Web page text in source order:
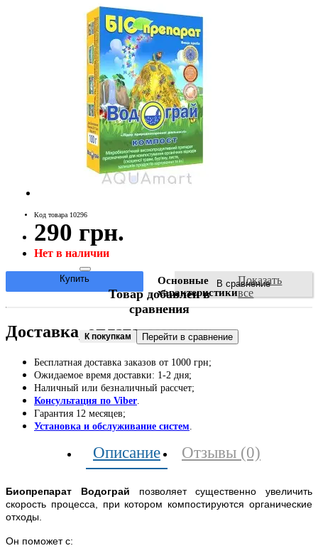
Код товара 10296
290 грн.
Нет в наличии
В сравнение
Купить
Основные
характеристики
Показать
все
Доставка, оплата, монтаж:
Бесплатная доставка заказов от 1000 грн;
Ожидаемое время доставки: 1-2 дня;
Наличный или безналичный рассчет;
Консультация по Viber
Гарантия 12 месяцев;
Установка и обслуживание систем
Описание Отзывы (0)
Биопрепарат Водограй позволяет существенно увеличить
скорость процесса, при котором компостируются органические
отходы.
Он поможет с:
Товар добавлен в
сравнения
К покупкам Перейти в сравнение